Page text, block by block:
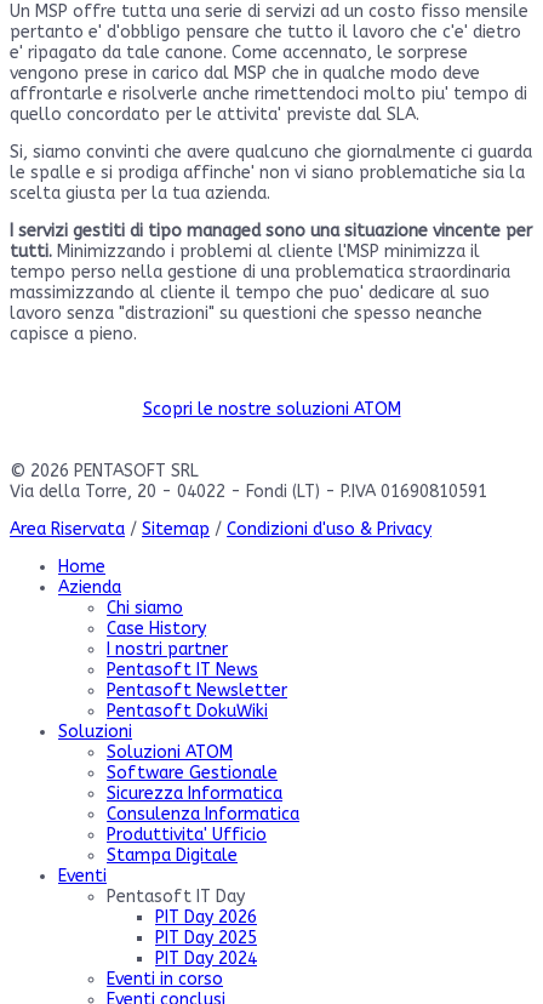
Un MSP offre tutta una serie di servizi ad un costo fisso mensile
pertanto e' d'obbligo pensare che tutto il lavoro che c'e' dietro
e' ripagato da tale canone. Come accennato, le sorprese
vengono prese in carico dal MSP che in qualche modo deve
affrontarle e risolverle anche rimettendoci molto piu' tempo di
quello concordato per le attivita' previste dal SLA.
Si, siamo convinti che avere qualcuno che giornalmente ci guarda
le spalle e si prodiga affinche' non vi siano problematiche sia la
scelta giusta per la tua azienda.
I servizi gestiti di tipo managed sono una situazione vincente per
tutti. Minimizzando i problemi al cliente l'MSP minimizza il
tempo perso nella gestione di una problematica straordinaria
massimizzando al cliente il tempo che puo' dedicare al suo
lavoro senza "distrazioni" su questioni che spesso neanche
capisce a pieno.
Scopri le nostre soluzioni ATOM
© 2026 PENTASOFT SRL
Via della Torre, 20 - 04022 - Fondi (LT) - P.IVA 01690810591
Area Riservata / Sitemap / Condizioni d'uso & Privacy
Home
Azienda
Chi siamo
Case History
I nostri partner
Pentasoft IT News
Pentasoft Newsletter
Pentasoft DokuWiki
Soluzioni
Soluzioni ATOM
Software Gestionale
Sicurezza Informatica
Consulenza Informatica
Produttivita' Ufficio
Stampa Digitale
Eventi
Pentasoft IT Day
PIT Day 2026
PIT Day 2025
PIT Day 2024
Eventi in corso
Eventi conclusi